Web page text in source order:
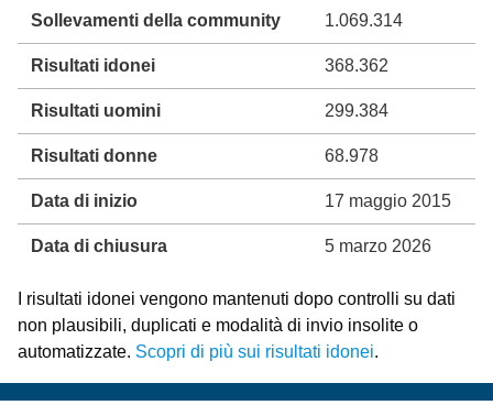
Sollevamenti della community 1.069.314
Risultati idonei 368.362
Risultati uomini 299.384
Risultati donne 68.978
Data di inizio 17 maggio 2015
Data di chiusura 5 marzo 2026
I risultati idonei vengono mantenuti dopo controlli su dati
non plausibili, duplicati e modalità di invio insolite o
automatizzate. Scopri di più sui risultati idonei.